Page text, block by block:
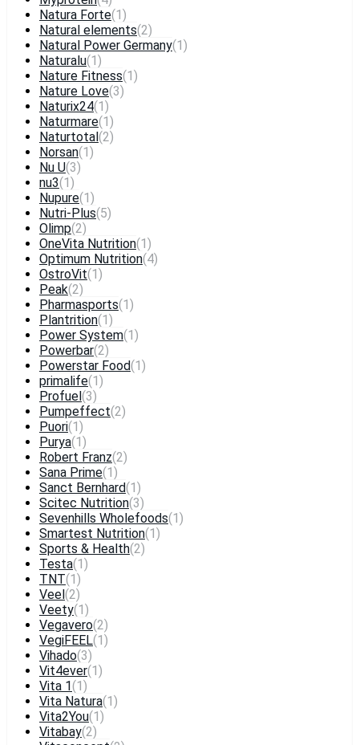
Natura Forte(1)
Natural elements(2)
Natural Power Germany(1)
Naturalu(1)
Nature Fitness(1)
Nature Love(3)
Naturix24(1)
Naturmare(1)
Naturtotal (2)
Norsan(1)
Nu U(3)
nu3(1)
Nupure(1)
Nutri-Plus(5)
Olimp(2)
OneVita Nutrition(1)
Optimum Nutrition(4)
OstroVit(1)
Peak(2)
Pharmasports(1)
Plantrition(1)
Power System(1)
Powerbar(2)
Powerstar Food(1)
primalife(1)
Profuel (3)
Pumpeffect(2)
Puori(1)
Purya(1)
Robert Franz(2)
Sana Prime(1)
Sanct Bernhard(1)
Scitec Nutrition(3)
Sevenhills Wholefoods(1)
Smartest Nutrition(1)
Sports & Health(2)
Testa(1)
TNT(1)
Veel (2)
Veety(1)
Vegavero(2)
VegiFEEL(1)
Vihado(3)
Vit4ever(1)
Vita 1(1)
Vita Natura(1)
Vita2You(1)
Vitabay(2)